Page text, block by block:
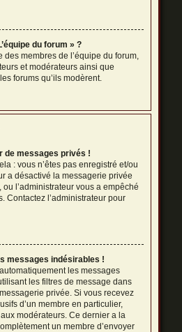
du forum » ?
des membres de l’équipe du forum,
et modérateurs ainsi que
forums qu’ils modèrent.
de messages privés !
: vous n’êtes pas enregistré et/ou
a désactivé la messagerie privée
ou l’administrateur vous a empêché
Contactez l’administrateur pour
messages indésirables !
les messages
les filtres de message dans
privée. Si vous recevez
d’un membre en particulier,
modérateurs. Ce dernier a la
un membre d’envoyer